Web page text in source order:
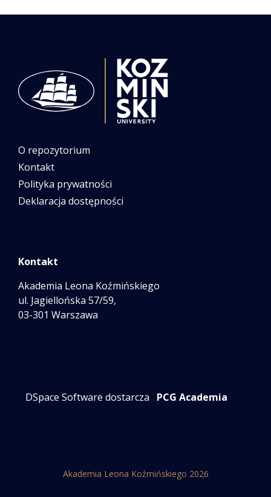
O repozytorium
Kontakt
Polityka prywatności
Deklaracja dostępności
Kontakt
Akademia Leona Koźmińskiego
ul. Jagiellońska 57/59,
03-301 Warszawa
DSpace Software dostarcza PCG Academia
Akademia Leona Koźmińskiego 2026